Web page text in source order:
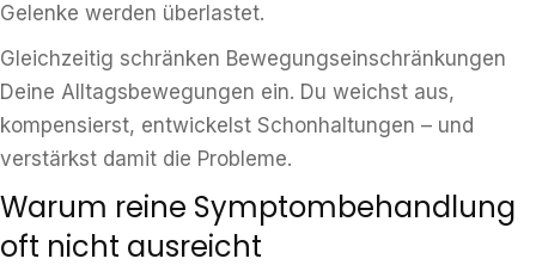
Gelenke werden überlastet.
Gleichzeitig schränken Bewegungseinschränkungen
Deine Alltagsbewegungen ein. Du weichst aus,
kompensierst, entwickelst Schonhaltungen – und
verstärkst damit die Probleme.
Warum reine Symptombehandlung
oft nicht ausreicht